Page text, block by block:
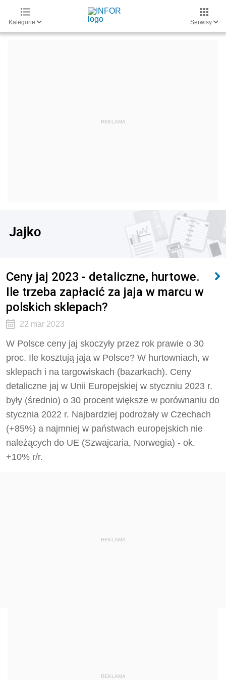
Kategorie Serwisy
Jajko
Ceny jaj 2023 - detaliczne, hurtowe.
Ile trzeba zapłacić za jaja w marcu w
polskich sklepach?
22 mar 2023
W Polsce ceny jaj skoczyły przez rok prawie o 30
proc. Ile kosztują jaja w Polsce? W hurtowniach, w
sklepach i na targowiskach (bazarkach). Ceny
detaliczne jaj w Unii Europejskiej w styczniu 2023 r.
były (średnio) o 30 procent większe w porównaniu do
stycznia 2022 r. Najbardziej podrożały w Czechach
(+85%) a najmniej w państwach europejskich nie
należących do UE (Szwajcaria, Norwegia) - ok.
+10% r/r.
REKLAMA
REKLAMA